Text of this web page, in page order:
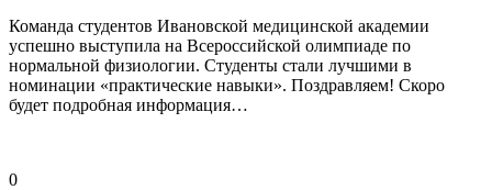
Команда студентов Ивановской медицинской академии
успешно выступила на Всероссийской олимпиаде по
нормальной физиологии. Студенты стали лучшими в
номинации «практические навыки». Поздравляем! Скоро
будет подробная информация…
0